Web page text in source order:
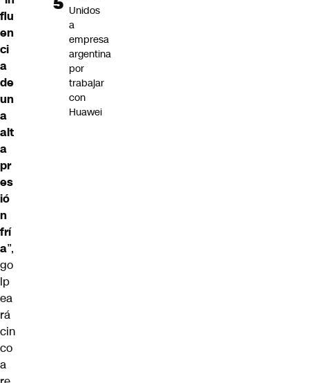
flu
en
ci
a
de
un
a
alt
a
pr
es
ió
n
frí
a”,
go
lp
ea
rá
cin
co
a
Unidos
a
empresa
argentina
por
trabajar
con
Huawei